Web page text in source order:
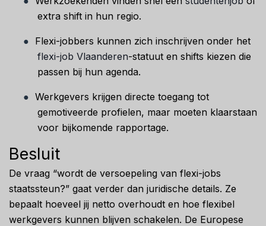
extra shift in hun regio.
● Flexi-jobbers kunnen zich inschrijven onder het
flexi-job Vlaanderen-statuut en shifts kiezen die
passen bij hun agenda.
● Werkgevers krijgen directe toegang tot
gemotiveerde profielen, maar moeten klaarstaan
voor bijkomende rapportage.
Besluit
De vraag “wordt de versoepeling van flexi-jobs
staatssteun?” gaat verder dan juridische details. Ze
bepaalt hoeveel jij netto overhoudt en hoe flexibel
werkgevers kunnen blijven schakelen. De Europese